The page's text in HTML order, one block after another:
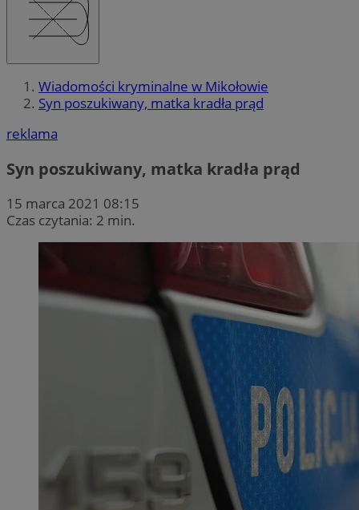
Wiadomości kryminalne w Mikołowie
Syn poszukiwany, matka kradła prąd
reklama
Syn poszukiwany, matka kradła prąd
15 marca 2021 08:15
Czas czytania: 2 min.